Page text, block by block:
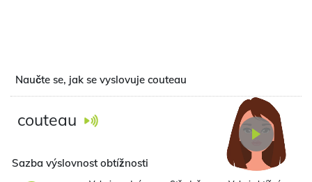
Naučte se, jak se vyslovuje couteau
couteau
Sazba výslovnost obtížnosti